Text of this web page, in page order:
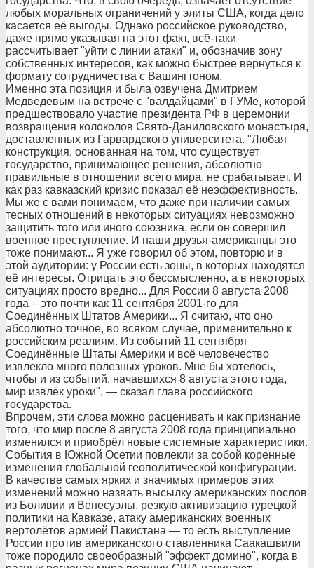
любых моральных ограничений у элиты США, когда дело
касается её выгоды. Однако российское руководство,
даже прямо указывая на этот факт, всё-таки
рассчитывает "уйти с линии атаки" и, обозначив зону
собственных интересов, как можно быстрее вернуться к
формату сотрудничества с Вашингтоном.
Именно эта позиция и была озвучена Дмитрием
Медведевым на встрече с "валдайцами" в ГУМе, которой
предшествовало участие президента РФ в церемонии
возвращения колоколов Свято-Даниловского монастыря,
доставленных из Гарвардского университета. "Любая
конструкция, основанная на том, что существует
государство, принимающее решения, абсолютно
правильные в отношении всего мира, не срабатывает. И
как раз кавказский кризис показал её неэффективность.
Мы же с вами понимаем, что даже при наличии самых
тесных отношений в некоторых ситуациях невозможно
защитить того или иного союзника, если он совершил
военное преступление. И наши друзья-американцы это
тоже понимают... Я уже говорил об этом, повторю и в
этой аудитории: у России есть зоны, в которых находятся
её интересы. Отрицать это бессмысленно, а в некоторых
ситуациях просто вредно... Для России 8 августа 2008
года – это почти как 11 сентября 2001-го для
Соединённых Штатов Америки... Я считаю, что оно
абсолютно точное, во всяком случае, применительно к
российским реалиям. Из событий 11 сентября
Соединённые Штаты Америки и всё человечество
извлекло много полезных уроков. Мне бы хотелось,
чтобы и из событий, начавшихся 8 августа этого года,
мир извлёк уроки", — сказал глава российского
государства.
Впрочем, эти слова можно расценивать и как признание
того, что мир после 8 августа 2008 года принципиально
изменился и приобрёл новые системные характеристики.
События в Южной Осетии повлекли за собой коренные
изменения глобальной геополитической конфигурации.
В качестве самых ярких и значимых примеров этих
изменений можно назвать высылку американских послов
из Боливии и Венесуэлы, резкую активизацию турецкой
политики на Кавказе, атаку американских военных
вертолётов армией Пакистана — то есть выступление
России против американского ставленника Саакашвили
тоже породило своеобразный "эффект домино", когда в